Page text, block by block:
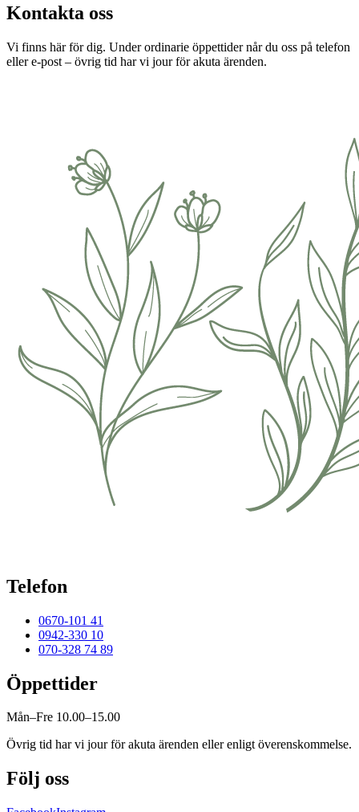
Kontakta oss
Vi finns här för dig. Under ordinarie öppettider når du oss på telefon
eller e-post – övrig tid har vi jour för akuta ärenden.
Telefon
0670-101 41
0942-330 10
070-328 74 89
Öppettider
Mån–Fre 10.00–15.00
Övrig tid har vi jour för akuta ärenden eller enligt överenskommelse.
Följ oss